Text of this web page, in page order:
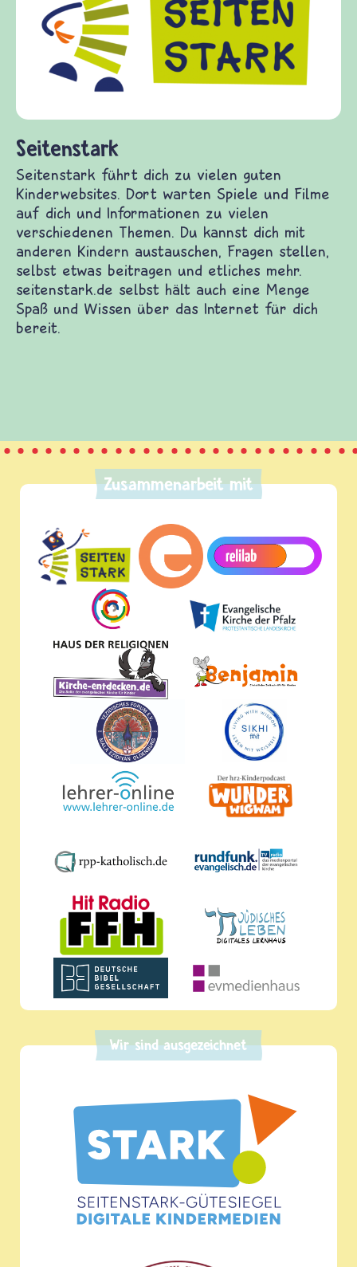
führt dich zu vielen guten Kinderwebsites.
Spiele und Filme auf dich und
zu vielen verschiedenen Themen. Du
dich mit anderen Kindern austauschen, Fragen
selbst etwas beitragen und etliches mehr.
selbst hält auch eine Menge Spaß und
über das Internet für dich bereit.
Kinder,
Fragen
Gewalt
diesem
fragen.de
und
Zusammenarbeit mit
Wir sind ausgezeichnet